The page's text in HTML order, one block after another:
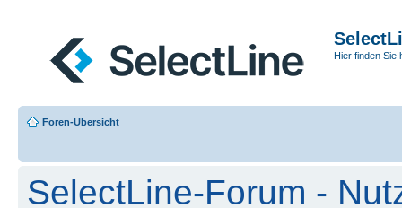
Hier finden Sie
Foren-Übersicht
SelectLine-Forum -